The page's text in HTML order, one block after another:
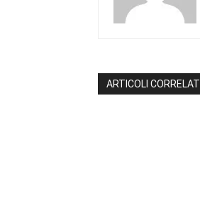
ARTICOLI CORRELATI